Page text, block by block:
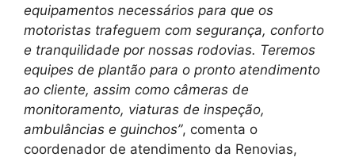
equipamentos necessários para que os
motoristas trafeguem com segurança, conforto
e tranquilidade por nossas rodovias. Teremos
equipes de plantão para o pronto atendimento
ao cliente, assim como câmeras de
monitoramento, viaturas de inspeção,
ambulâncias e guinchos”, comenta o
coordenador de atendimento da Renovias,